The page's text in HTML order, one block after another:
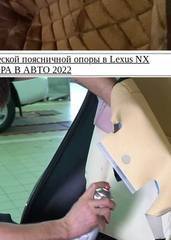
поясничной опоры в Lexus NX
В АВТО 2022